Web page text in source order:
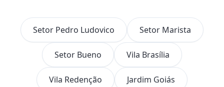
Setor Pedro Ludovico Setor Marista
Setor Bueno Vila Brasília
Vila Redenção Jardim Goiás